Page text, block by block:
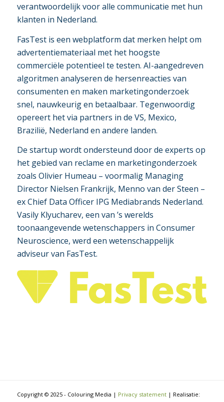
verantwoordelijk voor alle communicatie met hun
klanten in Nederland.
FasTest is een webplatform dat merken helpt om
advertentiemateriaal met het hoogste
commerciële potentieel te testen. AI-aangedreven
algoritmen analyseren de hersenreacties van
consumenten en maken marketingonderzoek
snel, nauwkeurig en betaalbaar. Tegenwoordig
opereert het via partners in de VS, Mexico,
Brazilië, Nederland en andere landen.
De startup wordt ondersteund door de experts op
het gebied van reclame en marketingonderzoek
zoals Olivier Humeau – voormalig Managing
Director Nielsen Frankrijk, Menno van der Steen –
ex Chief Data Officer IPG Mediabrands Nederland.
Vasily Klyucharev, een van ’s werelds
toonaangevende wetenschappers in Consumer
Neuroscience, werd een wetenschappelijk
adviseur van FasTest.
Copyright © 2025 - Colouring Media | Privacy statement| Realisatie: